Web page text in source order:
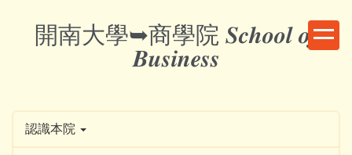
開南大學➥商學院 𝑺𝒄𝒉𝒐𝒐𝒍 𝒐𝒇
𝑩𝒖𝒔𝒊𝒏𝒆𝒔𝒔
認識本院